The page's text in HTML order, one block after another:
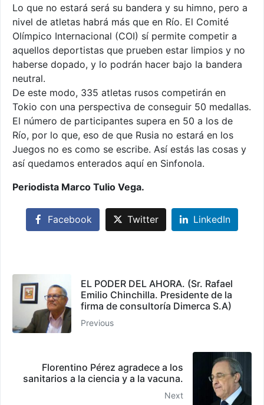
Lo que no estará será su bandera y su himno, pero a
nivel de atletas habrá más que en Río. El Comité
Olímpico Internacional (COI) sí permite competir a
aquellos deportistas que prueben estar limpios y no
haberse dopado, y lo podrán hacer bajo la bandera
neutral.
De este modo, 335 atletas rusos competirán en
Tokio con una perspectiva de conseguir 50 medallas.
El número de participantes supera en 50 a los de
Río, por lo que, eso de que Rusia no estará en los
Juegos no es como se escribe. Así estás las cosas y
así quedamos enterados aquí en Sinfonola.
Periodista Marco Tulio Vega.
Facebook Twitter LinkedIn
EL PODER DEL AHORA. (Sr. Rafael
Emilio Chinchilla. Presidente de la
firma de consultoría Dimerca S.A)
Previous
Florentino Pérez agradece a los
sanitarios a la ciencia y a la vacuna.
Next